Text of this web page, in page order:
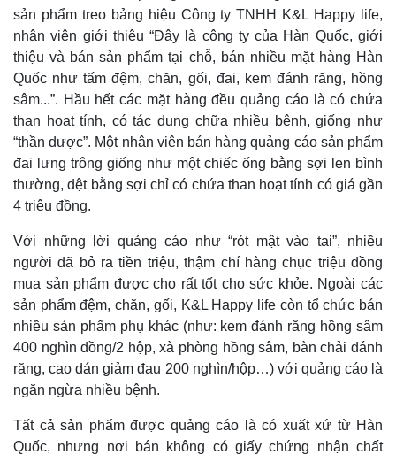
sản phẩm treo bảng hiệu Công ty TNHH K&L Happy life,
nhân viên giới thiệu “Đây là công ty của Hàn Quốc, giới
thiệu và bán sản phẩm tại chỗ, bán nhiều mặt hàng Hàn
Quốc như tấm đệm, chăn, gối, đai, kem đánh răng, hồng
sâm...”. Hầu hết các mặt hàng đều quảng cáo là có chứa
than hoạt tính, có tác dụng chữa nhiều bệnh, giống như
“thần dược”. Một nhân viên bán hàng quảng cáo sản phẩm
đai lưng trông giống như một chiếc ống bằng sợi len bình
thường, dệt bằng sợi chỉ có chứa than hoạt tính có giá gần
4 triệu đồng.
Với những lời quảng cáo như “rót mật vào tai”, nhiều
người đã bỏ ra tiền triệu, thậm chí hàng chục triệu đồng
mua sản phẩm được cho rất tốt cho sức khỏe. Ngoài các
sản phẩm đệm, chăn, gối, K&L Happy life còn tổ chức bán
nhiều sản phẩm phụ khác (như: kem đánh răng hồng sâm
400 nghìn đồng/2 hộp, xà phòng hồng sâm, bàn chải đánh
răng, cao dán giảm đau 200 nghìn/hộp…) với quảng cáo là
ngăn ngừa nhiều bệnh.
Tất cả sản phẩm được quảng cáo là có xuất xứ từ Hàn
Quốc, nhưng nơi bán không có giấy chứng nhận chất